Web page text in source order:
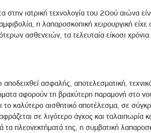
στην ιατρική τεχνολογία του 20ού αιώνα
η λαπαροσκοπική χειρουργική
ασθενειών, τα τελευταία είκοσι χρόνια.
αποδειχθεί ασφαλής, αποτελεσματική,
αφορούν τη βραχύτερη παραμονή στο
τo καλύτερο αισθητικό αποτέλεσμα, σε
σε λιγότερο άγχος και ταλαιπωρία
τα πλεονεκτήματά της, η συμβατική